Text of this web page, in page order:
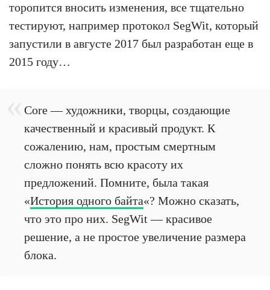
торопится вносить изменения, все тщательно
тестируют, например протокол SegWit, который
запустили в августе 2017 был разработан еще в
2015 году…
Core — художники, творцы, создающие
качественный и красивый продукт. К
сожалению, нам, простым смертным
сложно понять всю красоту их
предложений. Помните, была такая
«История одного байта«? Можно сказать,
что это про них. SegWit — красивое
решение, а не простое увеличение размера
блока.